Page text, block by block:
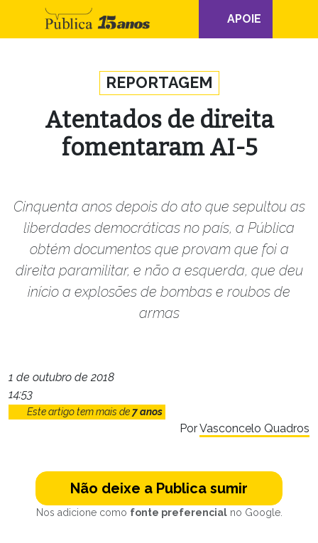
Navegação
principal
APOIE
REPORTAGEM
Atentados de direita
fomentaram AI-5
Cinquenta anos depois do ato que sepultou as
liberdades democráticas no país, a Pública
obtém documentos que provam que foi a
direita paramilitar, e não a esquerda, que deu
início a explosões de bombas e roubos de
armas
1 de outubro de 2018
14:53
Este artigo tem mais de 7 anos
PorVasconcelo Quadros
Não deixe a Publica sumir
Nos adicione como fonte preferencialno Google.